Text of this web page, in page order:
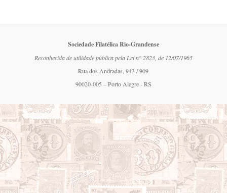
Sociedade Filatélica Rio-Grandense
Reconhecida de utilidade pública pela Lei n° 2823, de 12/07/1965
Rua dos Andradas, 943 / 909
90020-005 – Porto Alegre - RS